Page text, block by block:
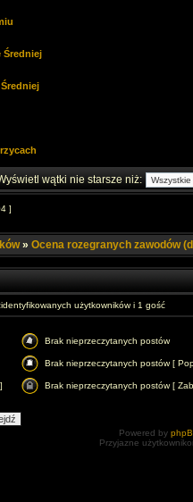
Średniej
wątki nie starsze niż:
]
» Ocena rozegranych zawodów
użytkowników i 1 gość
Brak nieprzeczytanych postów
Brak nieprzeczytanych postów [
Brak nieprzeczytanych postów [
Powered by
Przyjazne